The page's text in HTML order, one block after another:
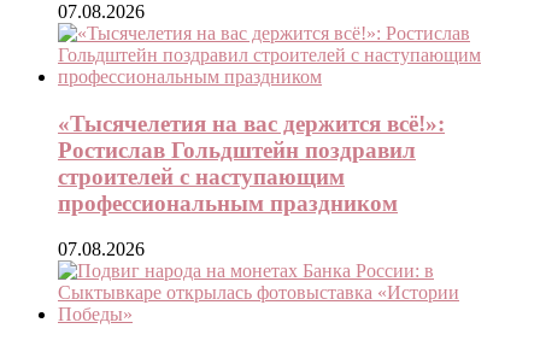
07.08.2026
«Тысячелетия на вас держится всё!»:
Ростислав Гольдштейн поздравил
строителей с наступающим
профессиональным праздником
07.08.2026